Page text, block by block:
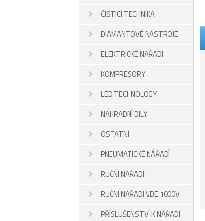
ČISTICÍ TECHNIKA
DIAMANTOVÉ NÁSTROJE
ELEKTRICKÉ NÁŘADÍ
KOMPRESORY
LED TECHNOLOGY
NÁHRADNÍ DÍLY
OSTATNÍ
PNEUMATICKÉ NÁŘADÍ
RUČNÍ NÁŘADÍ
RUČNÍ NÁŘADÍ VDE 1000V
PŘÍSLUŠENSTVÍ K NÁŘADÍ